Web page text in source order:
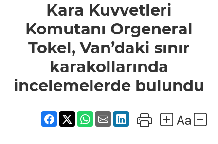
Orgeneral
Tokel,
Van’daki sınır
karakollarında
incelemelerde
bulundu
Kara Kuvvetleri
Komutanı Orgeneral
Tokel, Van’daki sınır
karakollarında
incelemelerde bulundu